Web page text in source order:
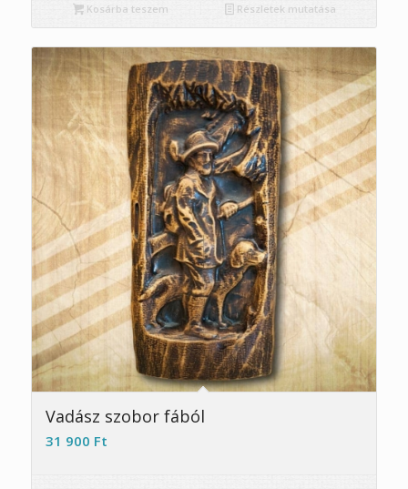
Kosárba teszem Részletek mutatása
Vadász szobor fából
31 900 Ft